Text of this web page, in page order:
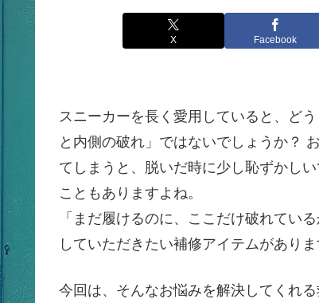
X Facebook
スニーカーを長く愛用していると、ど
と内側の破れ」ではないでしょうか？
てしまうと、脱いだ時に少し恥ずかし
こともありますよね。
「まだ履けるのに、ここだけ破れてい
していただきたい補修アイテムがありま
今回は、そんなお悩みを解決してくれる